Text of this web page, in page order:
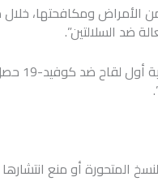
الأمراض ومكافحتها،
ضد السلالتين”.
من جانبها، أكدت
المتحورة أو منع